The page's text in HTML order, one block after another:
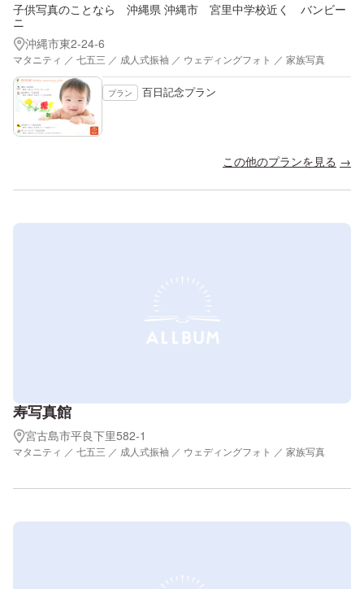
子供写真のことなら 沖縄県 沖縄市 宮里中学校近く バンビー
ニ
沖縄市東2-24-6
マタニティ ／ 七五三 ／ 成人式振袖 ／ ウェディングフォト ／ 家族写真
プラン 百日記念プラン
この他のプランを見る
寿写真館
宮古島市平良下里582-1
マタニティ ／ 七五三 ／ 成人式振袖 ／ ウェディングフォト ／ 家族写真